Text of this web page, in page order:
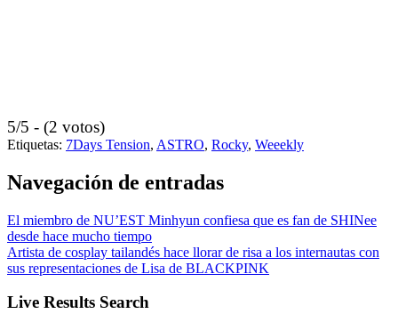
5/5 - (2 votos)
Etiquetas: 7Days Tension, ASTRO, Rocky, Weeekly
Navegación de entradas
El miembro de NU’EST Minhyun confiesa que es fan de SHINee
desde hace mucho tiempo
Artista de cosplay tailandés hace llorar de risa a los internautas con
sus representaciones de Lisa de BLACKPINK
Live Results Search